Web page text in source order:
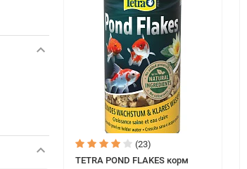
(23)
TETRA POND FLAKES корм